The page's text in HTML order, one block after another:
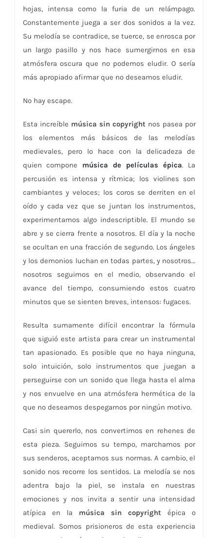
hojas, intensa como la furia de un relámpago.
Constantemente juega a ser dos sonidos a la vez.
Su melodía se contradice, se tuerce, se enrosca por
un largo pasillo y nos hace sumergirnos en esa
atmósfera oscura que no podemos eludir. O sería
más apropiado afirmar que no deseamos eludir.
No hay escape.
Esta increíble música sin copyright nos pasea por
los elementos más básicos de las melodías
medievales, pero lo hace con la delicadeza de
quien compone música de películas épica. La
percusión es intensa y rítmica; los violines son
cambiantes y veloces; los coros se derriten en el
oído y cada vez que se juntan los instrumentos,
experimentamos algo indescriptible. El mundo se
abre y se cierra frente a nosotros. El día y la noche
se ocultan en una fracción de segundo. Los ángeles
y los demonios luchan en todas partes, y nosotros…
nosotros seguimos en el medio, observando el
avance del tiempo, consumiendo estos cuatro
minutos que se sienten breves, intensos: fugaces.
Resulta sumamente difícil encontrar la fórmula
que siguió este artista para crear un instrumental
tan apasionado. Es posible que no haya ninguna,
solo intuición, solo instrumentos que juegan a
perseguirse con un sonido que llega hasta el alma
y nos envuelve en una atmósfera hermética de la
que no deseamos despegarnos por ningún motivo.
Casi sin quererlo, nos convertimos en rehenes de
esta pieza. Seguimos su tempo, marchamos por
sus senderos, aceptamos sus normas. A cambio, el
sonido nos recorre los sentidos. La melodía se nos
adentra bajo la piel, se instala en nuestras
emociones y nos invita a sentir una intensidad
atípica en la música sin copyright épica o
medieval. Somos prisioneros de esta experiencia